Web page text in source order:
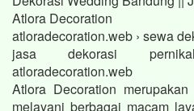
Atlora Decoration
atloradecoration.web › sewa
jasa dekorasi
atloradecoration.web
Atlora Decoration
melayani berbagai macam